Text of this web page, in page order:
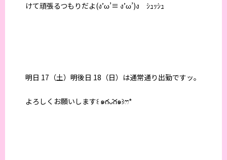
けて頑張るつもりだよ(ง’ω’≡ ง’ω’)ง ｼｭｯｼｭ
明日 17（土）明後日 18（日）は通常通り出勤ですッ。
よろしくお願いします꒰ ๑ּగᴗ̂గ๑꒱ෆ⃛*